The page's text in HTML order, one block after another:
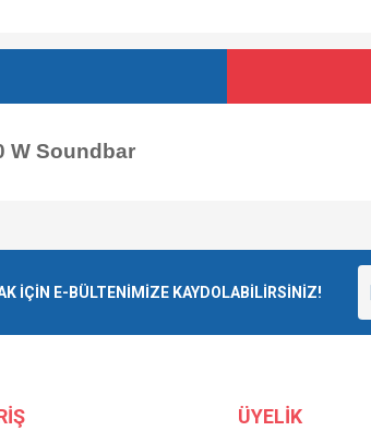
W Soundbar
İÇİN E-BÜLTENİMİZE KAYDOLABİLİRSİNİZ!
ÜYELİK